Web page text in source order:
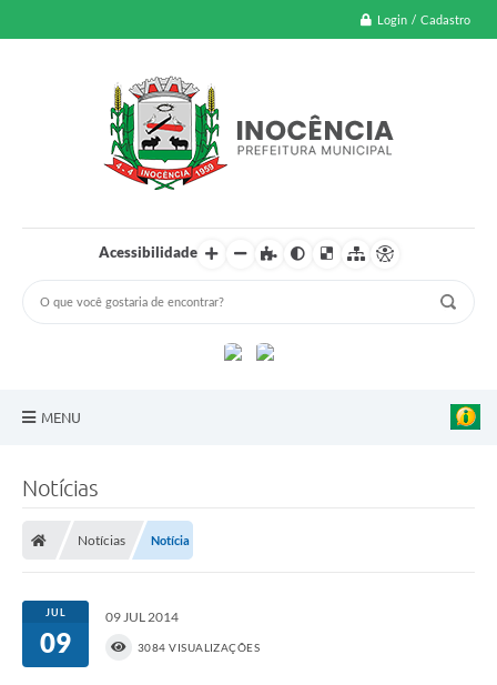
Login / Cadastro
Acessibilidade
MENU
Transparência Pública
Notícias
Legislação
Notícias
Notícias Notícia
JUL
09
09 JUL 2014
3084 VISUALIZAÇÕES